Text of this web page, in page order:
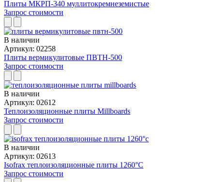
Плиты МКРП-340 муллитокремнеземистые
Запрос стоимости
В наличии
Артикул: 02258
Плиты вермикулитовые ПВТН-500
Запрос стоимости
В наличии
Артикул: 02612
Теплоизоляционные плиты Millboards
Запрос стоимости
В наличии
Артикул: 02613
Isofrax теплоизоляционные плиты 1260°C
Запрос стоимости